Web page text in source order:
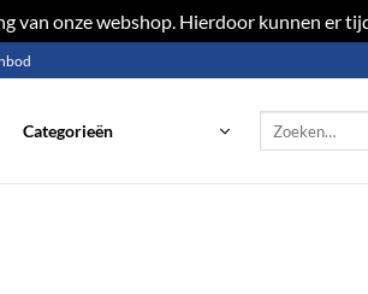
van onze webshop. Hierdoor kunnen er
Categorieën